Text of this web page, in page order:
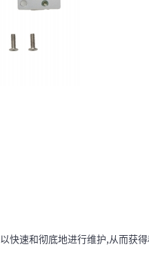
快速和彻底地进行维护,从而获得